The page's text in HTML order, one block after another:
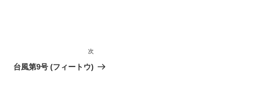
次
の
次
台風第9号 (フィートウ)